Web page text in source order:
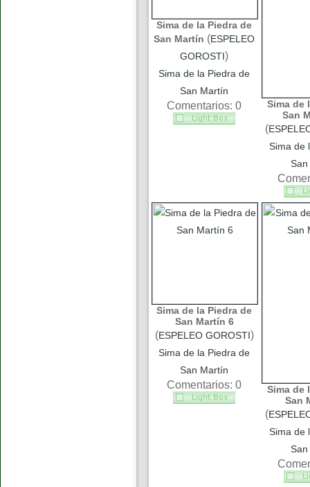
Sima de la Piedra de
San Martín (ESPELEO
GOROSTI)
Sima de la Piedra de
San Martín
Comentarios: 0
Sima de
San
(
Sima de
Sima de la Piedra de
San Martín 6
(ESPELEO GOROSTI)
Sima de la Piedra de
San Martín
Comentarios: 0
Sima de
San
(
Sima de